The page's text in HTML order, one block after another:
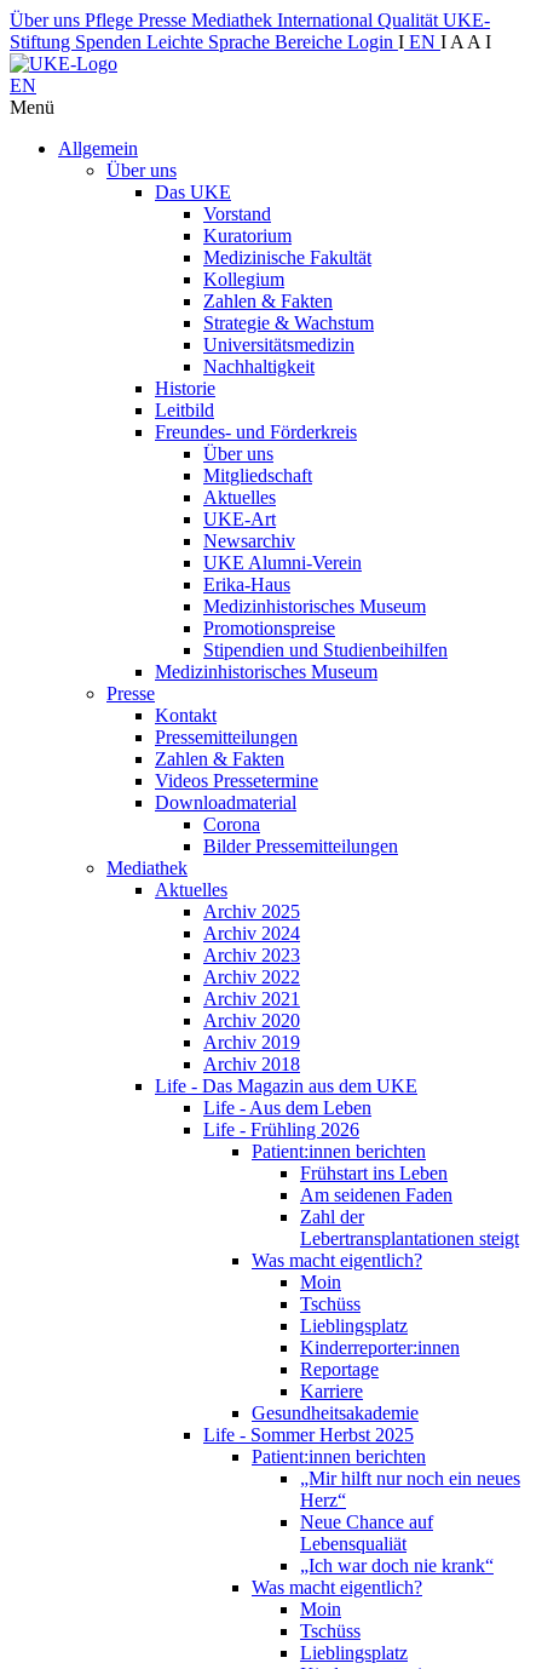
Über uns Pflege Presse Mediathek International Qualität UKE-
Stiftung Spenden Leichte Sprache Bereiche Login I EN I A A I
EN
Menü
Allgemein
Über uns
Das UKE
Vorstand
Kuratorium
Medizinische Fakultät
Kollegium
Zahlen & Fakten
Strategie & Wachstum
Universitätsmedizin
Nachhaltigkeit
Historie
Leitbild
Freundes- und Förderkreis
Über uns
Mitgliedschaft
Aktuelles
UKE-Art
Newsarchiv
UKE Alumni-Verein
Erika-Haus
Medizinhistorisches Museum
Promotionspreise
Stipendien und Studienbeihilfen
Medizinhistorisches Museum
Presse
Kontakt
Pressemitteilungen
Zahlen & Fakten
Videos Pressetermine
Downloadmaterial
Corona
Bilder Pressemitteilungen
Mediathek
Aktuelles
Archiv 2025
Archiv 2024
Archiv 2023
Archiv 2022
Archiv 2021
Archiv 2020
Archiv 2019
Archiv 2018
Life - Das Magazin aus dem UKE
Life - Aus dem Leben
Life - Frühling 2026
Patient:innen berichten
Frühstart ins Leben
Am seidenen Faden
Zahl der
Lebertransplantationen steigt
Was macht eigentlich?
Moin
Tschüss
Lieblingsplatz
Kinderreporter:innen
Reportage
Karriere
Gesundheitsakademie
Life - Sommer Herbst 2025
Patient:innen berichten
„Mir hilft nur noch ein neues
Herz“
Neue Chance auf
Lebensqualiät
„Ich war doch nie krank“
Was macht eigentlich?
Moin
Tschüss
Lieblingsplatz